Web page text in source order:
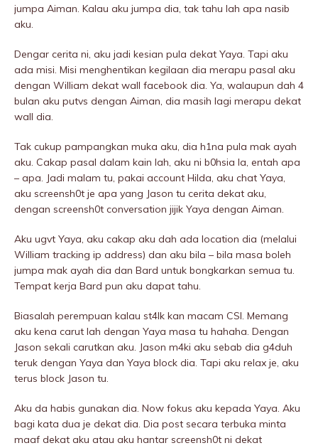
jumpa Aiman. Kalau aku jumpa dia, tak tahu lah apa nasib
aku.
Dengar cerita ni, aku jadi kesian pula dekat Yaya. Tapi aku
ada misi. Misi menghentikan kegiIaan dia merapu pasal aku
dengan William dekat wall facebook dia. Ya, walaupun dah 4
bulan aku putvs dengan Aiman, dia masih lagi merapu dekat
wall dia.
Tak cukup pampangkan muka aku, dia h1na pula mak ayah
aku. Cakap pasal dalam kain lah, aku ni b0hsia la, entah apa
– apa. Jadi malam tu, pakai account Hilda, aku chat Yaya,
aku screensh0t je apa yang Jason tu cerita dekat aku,
dengan screensh0t conversation jijik Yaya dengan Aiman.
Aku ugvt Yaya, aku cakap aku dah ada location dia (melalui
William tracking ip address) dan aku bila – bila masa boleh
jumpa mak ayah dia dan Bard untuk bongkarkan semua tu.
Tempat kerja Bard pun aku dapat tahu.
Biasalah perempuan kalau st4lk kan macam CSI. Memang
aku kena carut lah dengan Yaya masa tu hahaha. Dengan
Jason sekali carutkan aku. Jason m4ki aku sebab dia g4duh
teruk dengan Yaya dan Yaya block dia. Tapi aku relax je, aku
terus block Jason tu.
Aku da habis gunakan dia. Now fokus aku kepada Yaya. Aku
bagi kata dua je dekat dia. Dia post secara terbuka minta
maaf dekat aku atau aku hantar screensh0t ni dekat